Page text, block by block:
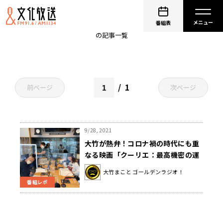
番組表
の記事一覧
前ページ 1 次ページ
番組レポ
9/28, 2021
大竹が熱弁！コロナ禍の時代にも重
なる映画「クーリエ：最高機密の運
び屋」〜9月28日「大竹まこと ゴー
ルデンラジオ」
大竹まこと ゴールデンラジオ！